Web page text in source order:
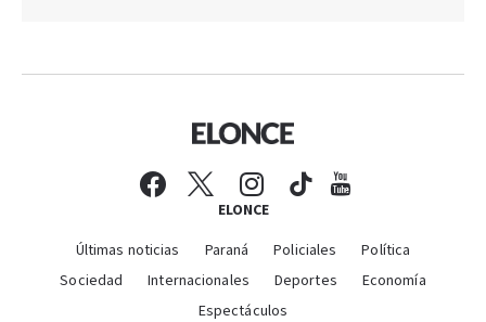
ELONCE
Últimas noticias Paraná Policiales
Política
Sociedad
Internacionales Deportes
Economía
Espectáculos